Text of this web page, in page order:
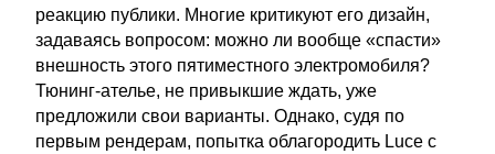
реакцию публики. Многие критикуют его дизайн,
задаваясь вопросом: можно ли вообще «спасти»
внешность этого пятиместного электромобиля?
Тюнинг-ателье, не привыкшие ждать, уже
предложили свои варианты. Однако, судя по
первым рендерам, попытка облагородить Luce с